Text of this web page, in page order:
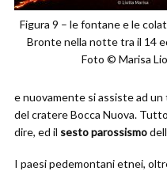
Figura 9 – le fontane e le
Bronte nella notte tra il 14
Foto © Marisa
e nuovamente si assiste ad
del cratere Bocca Nuova.
dire, ed il sesto parossismo
I paesi pedemontani etnei,